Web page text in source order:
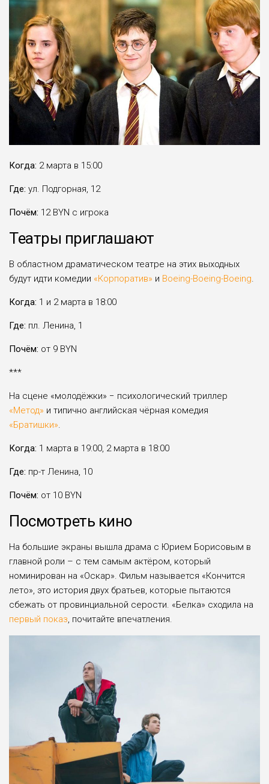
Когда: 2 марта в 15:00
Где: ул. Подгорная, 12
Почём: 12 BYN с игрока
Театры приглашают
В областном драматическом театре на этих выходных
будут идти комедии «Корпоратив» и Boeing-Boeing-Boeing.
Когда: 1 и 2 марта в 18:00
Где: пл. Ленина, 1
Почём: от 9 BYN
***
На сцене «молодёжки» − психологический триллер
«Метод» и типично английская чёрная комедия
«Братишки».
Когда: 1 марта в 19:00, 2 марта в 18:00
Где: пр-т Ленина, 10
Почём: от 10 BYN
Посмотреть кино
На большие экраны вышла драма с Юрием Борисовым в
главной роли – с тем самым актёром, который
номинирован на «Оскар». Фильм называется «Кончится
лето», это история двух братьев, которые пытаются
сбежать от провинциальной серости. «Белка» сходила на
первый показ, почитайте впечатления.